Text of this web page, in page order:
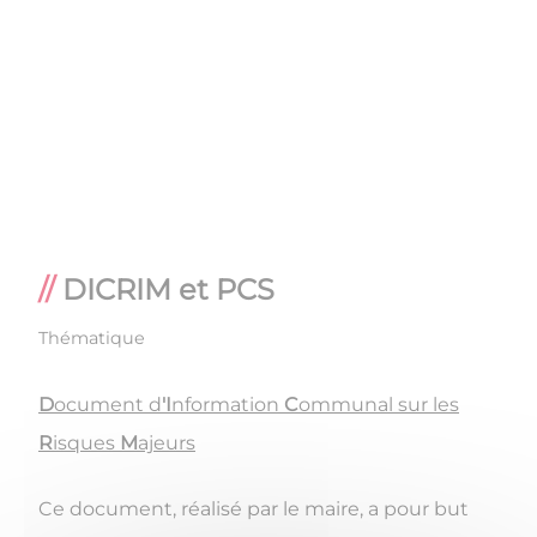
DICRIM et PCS
Thématique
Document d'I nformation Communal sur les
Risques Majeurs
Ce document, réalisé par le maire, a pour but